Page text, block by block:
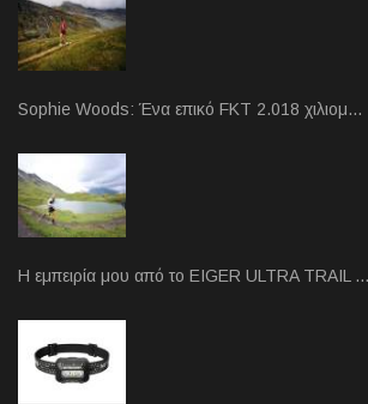
Sophie Woods: Ένα επικό FKT 2.018 χιλιομ…
Η εμπειρία μου από το EIGER ULTRA TRAIL …